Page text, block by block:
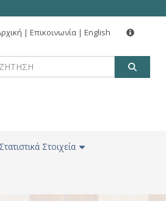
| Επικοινωνία | English
Στατιστικά Στοιχεία
Δελτίο Τύπου
Νέα δωρεά 160 εκατ. ευρώ για την